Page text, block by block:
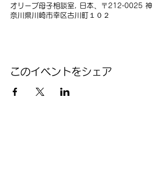
オリーブ母子相談室, 日本、〒212-0025 神
奈川県川崎市幸区古川町１０２
このイベントをシェア